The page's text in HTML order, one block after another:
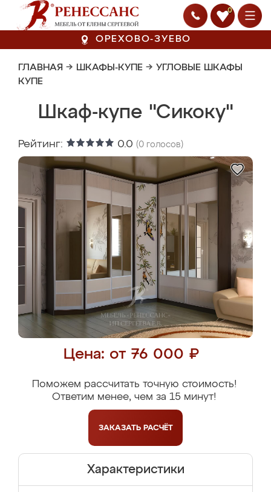
0
ОРЕХОВО-ЗУЕВО
ГЛАВНАЯ → ШКАФЫ-КУПЕ → УГЛОВЫЕ ШКАФЫ
КУПЕ
Шкаф-купе "Сикоку"
Рейтинг: 0.0 (0 голосов)
Цена: от 76 000 ₽
Поможем рассчитать точную стоимость!
Ответим менее, чем за 15 минут!
ЗАКАЗАТЬ РАСЧЁТ
Характеристики